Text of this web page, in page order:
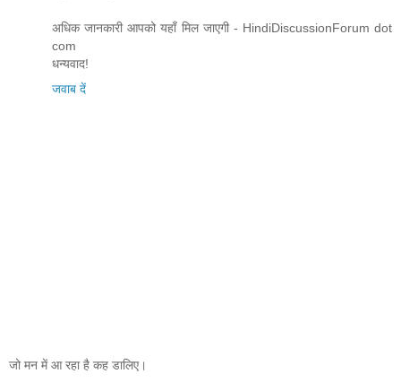
अधिक जानकारी आपको यहाँ मिल जाएगी - HindiDiscussionForum dot
com
धन्यवाद!
जवाब दें
जो मन में आ रहा है कह डालिए।